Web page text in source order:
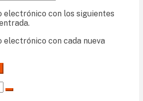
electrónico con los siguientes
electrónico con cada nueva